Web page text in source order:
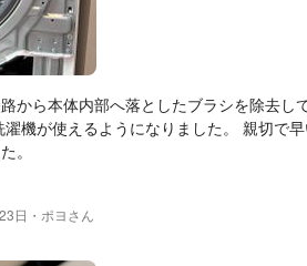
から本体内部へ落としたブラシを除去し
機が使えるようになりました。 親切で
。
日・ポヨさん